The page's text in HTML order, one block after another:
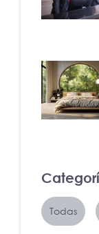
Todas